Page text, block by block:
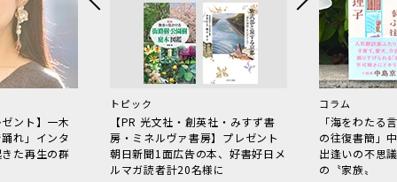
ント】一木
れ」インタ
た再生の群
トピック
【PR 光文社・創英社・みすず書
房・ミネルヴァ書房】プレゼント
朝日新聞1面広告の本、好書好日メ
ルマガ読者計20名様に
コラム
「海をわた
の往復書簡」
出逢いの不思
の〝家族〟